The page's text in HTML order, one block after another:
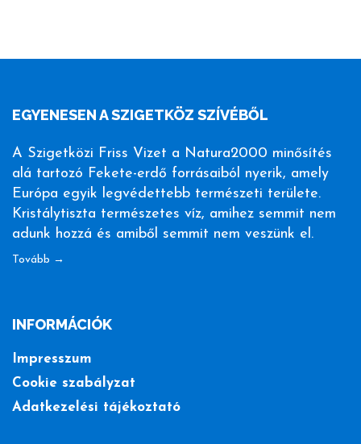
EGYENESEN A SZIGETKÖZ SZÍVÉBŐL
A Szigetközi Friss Vizet a Natura2000 minősítés
alá tartozó Fekete-erdő forrásaiból nyerik, amely
Európa egyik legvédettebb természeti területe.
Kristálytiszta természetes víz, amihez semmit nem
adunk hozzá és amiből semmit nem veszünk el.
Tovább →
INFORMÁCIÓK
Impresszum
Cookie szabályzat
Adatkezelési tájékoztató